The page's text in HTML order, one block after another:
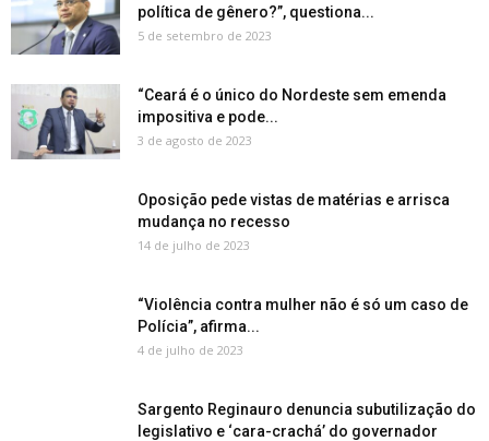
política de gênero?”, questiona...
5 de setembro de 2023
“Ceará é o único do Nordeste sem emenda
impositiva e pode...
3 de agosto de 2023
Oposição pede vistas de matérias e arrisca
mudança no recesso
14 de julho de 2023
“Violência contra mulher não é só um caso de
Polícia”, afirma...
4 de julho de 2023
Sargento Reginauro denuncia subutilização do
legislativo e ‘cara-crachá’ do governador